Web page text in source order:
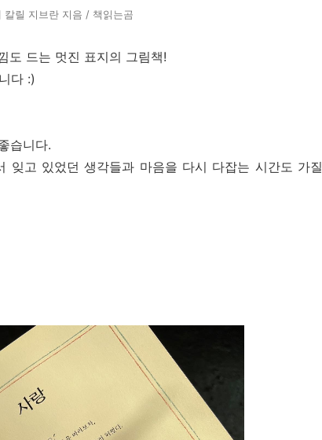
칼릴 지브란 지음 / 책읽는곰
도 드는 멋진 표지의 그림책!
다 :)
습니다.
잊고 있었던 생각들과 마음을 다시 다잡는 시간도 가질